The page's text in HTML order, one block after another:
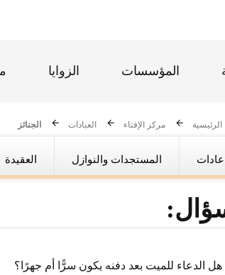
المؤسسات الزوايا
الرئيسية مركز الإفتاء العبادات الجنائز
المستجدات والنوازل العقيدة
هل الدعاء للميت بعد دفنه يكون سرًّا أم جهرًا؟